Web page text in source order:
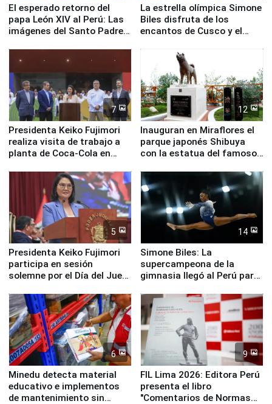
El esperado retorno del
papa León XIV al Perú: Las
imágenes del Santo Padre
La estrella olímpica Simone
Biles disfruta de los
encantos de Cusco y el
7
Presidenta Keiko Fujimori
realiza visita de trabajo a
planta de Coca-Cola en
12
Inauguran en Miraflores el
parque japonés Shibuya
con la estatua del famoso
5
Presidenta Keiko Fujimori
participa en sesión
solemne por el Día del Juez
14
Simone Biles: La
supercampeona de la
gimnasia llegó al Perú para
Panamericanos Lima 2027
6
Minedu detecta material
educativo e implementos
de mantenimiento sin
9
FIL Lima 2026: Editora Perú
presenta el libro
"Comentarios de Normas